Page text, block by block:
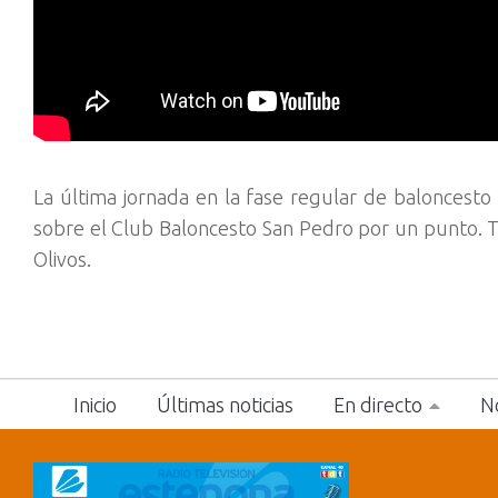
La última jornada en la fase regular de
sobre el Club Baloncesto San Pedro por un punto.
Olivos.
Inicio Últimas noticias En directo